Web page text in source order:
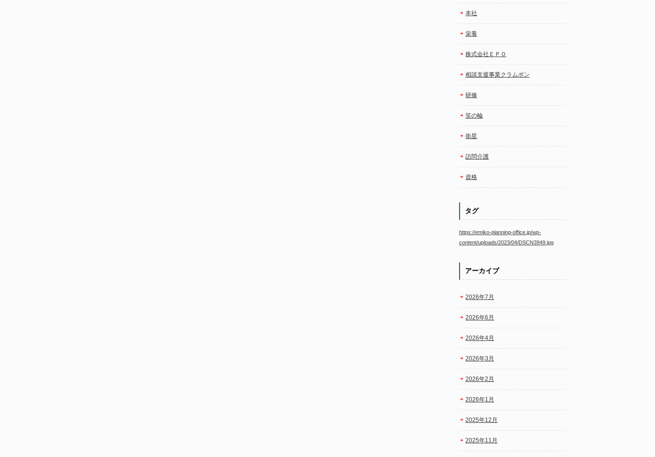
本社
栄養
株式会社ＥＰＯ
相談支援事業クラムボン
研修
笑の輪
衛星
訪問介護
資格
タグ
https://emiko-planning-office.jp/wp-
content/uploads/2023/04/DSCN3949.jpg
アーカイブ
2026年7月
2026年6月
2026年4月
2026年3月
2026年2月
2026年1月
2025年12月
2025年11月